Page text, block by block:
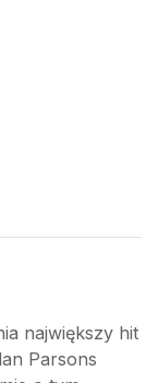
największy hit
Parsons